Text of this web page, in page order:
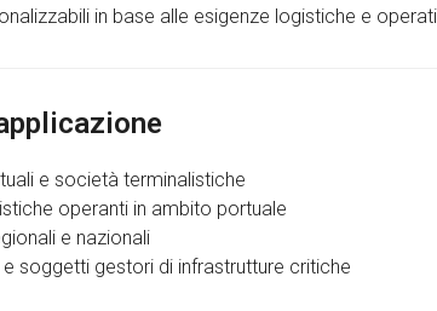
in base alle esigenze logistiche e
e società terminalistiche
operanti in ambito portuale
e nazionali
e soggetti gestori di infrastrutture critiche